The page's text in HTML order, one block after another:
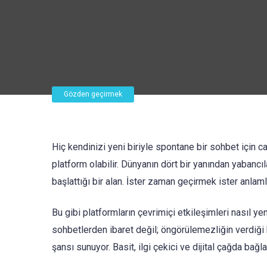
Gözden geçirmek
Hiç kendinizi yeni biriyle spontane bir sohbet için
platform olabilir. Dünyanın dört bir yanından
başlattığı bir alan. İster zaman geçirmek ister
Bu gibi platformların çevrimiçi etkileşimleri nasıl
sohbetlerden ibaret değil; öngörülemezliğin verdiği
şansı sunuyor. Basit, ilgi çekici ve dijital çağda